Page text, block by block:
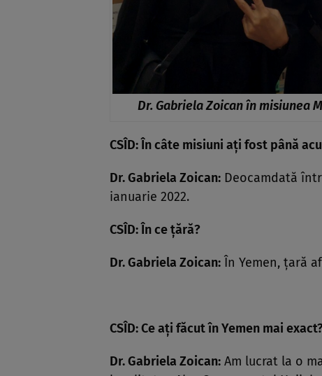
Dr. Gabriela Zoican în misiunea
CSÎD: În câte misiuni ați fost până
Dr. Gabriela Zoican: Deocamdată
ianuarie 2022.
CSÎD: În ce țără?
Dr. Gabriela Zoican: În Yemen, țară
CSÎD: Ce ați făcut în Yemen mai exact?
Dr. Gabriela Zoican: Am lucrat la o